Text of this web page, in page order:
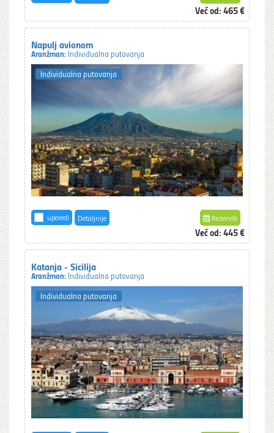
Već od:465 €
Napulj avionom
Aranžman: Individualna putovanja
Individualna putovanja
uporedi Detaljnije Rezerviši
Već od:445 €
Katanja - Sicilija
Aranžman: Individualna putovanja
Individualna putovanja